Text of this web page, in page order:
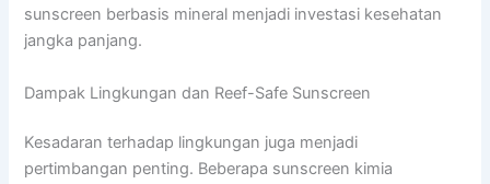
sunscreen berbasis mineral menjadi investasi kesehatan
jangka panjang.
Dampak Lingkungan dan Reef-Safe Sunscreen
Kesadaran terhadap lingkungan juga menjadi
pertimbangan penting. Beberapa sunscreen kimia